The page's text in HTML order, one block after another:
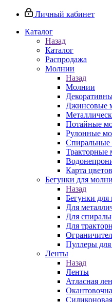
Личный кабинет
Каталог
Назад
Каталог
Распродажа
Молнии
Назад
Молнии
Джинсовые
Потайные
Рулонные
Спиральные
Тракторные
Карта цветов
Бегунки для
Назад
Бегунки
Для
Для
Для
Пуллеры для
Ленты
Назад
Ленты
Атласная